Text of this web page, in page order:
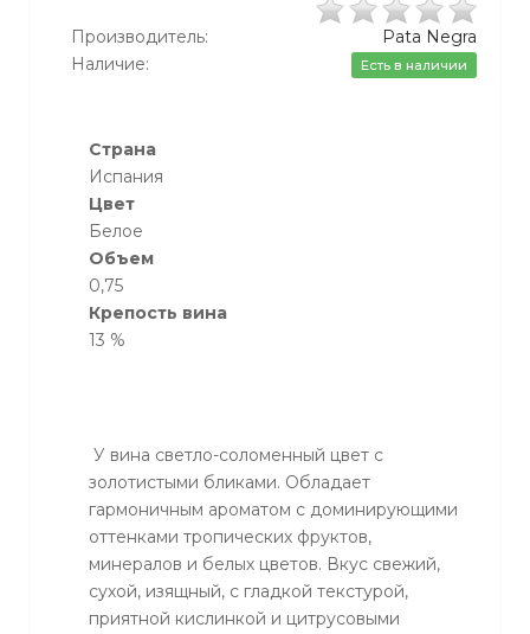
Производитель:
Pata Negra
Наличие:
Есть в наличии
Страна
Испания
Цвет
Белое
Объем
0,75
Крепость вина
13 %
У вина светло-соломенный цвет с
золотистыми бликами. Обладает
гармоничным ароматом с доминирующими
оттенками тропических фруктов,
минералов и белых цветов. Вкус свежий,
сухой, изящный, с гладкой текстурой,
приятной кислинкой и цитрусовыми